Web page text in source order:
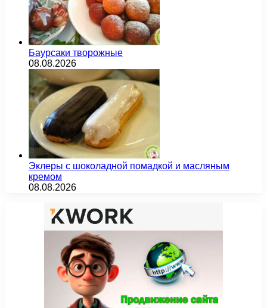
Баурсаки творожные
08.08.2026
Эклеры с шоколадной помадкой и масляным
кремом
08.08.2026